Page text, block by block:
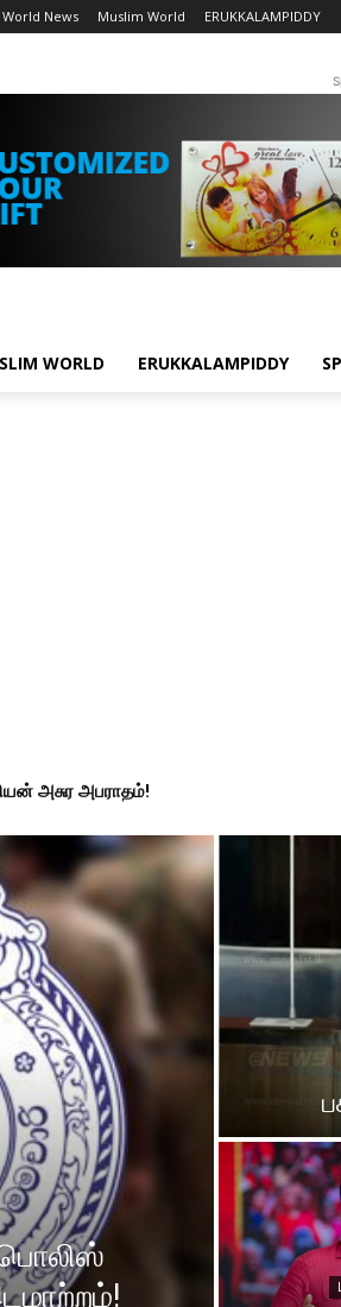
World News Muslim World ERUKKALAMPIDDY
WORLD ERUKKALAMPIDDY
அசுர அபராதம்!
பொலிஸ்